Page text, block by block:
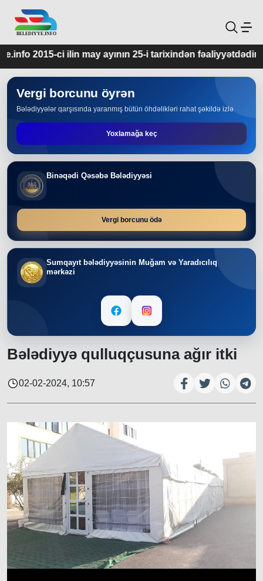
ayının 25-i tarixindən fəaliyyətdədir.
Vergi borcunu öyrən
Bələdiyyələr qarşısında yaranmış bütün öhdəlikləri rahat şəkildə izlə
Yoxlamağa keç
Binəqədi Qəsəbə Bələdiyyəsi
Vergi borcunu ödə
Sumqayıt bələdiyyəsinin Muğam və Yaradıcılıq
mərkəzi
Bələdiyyə qulluqçusuna ağır itki
02-02-2024, 10:57